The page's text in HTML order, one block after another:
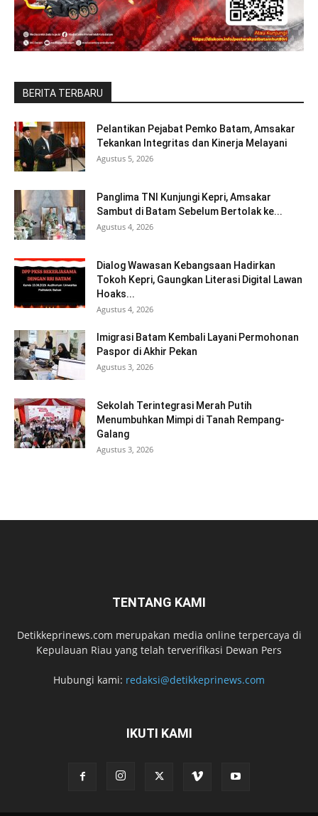
BERITA TERBARU
Pelantikan Pejabat Pemko Batam, Amsakar
Tekankan Integritas dan Kinerja Melayani
Agustus 5, 2026
Panglima TNI Kunjungi Kepri, Amsakar
Sambut di Batam Sebelum Bertolak ke...
Agustus 4, 2026
Dialog Wawasan Kebangsaan Hadirkan
Tokoh Kepri, Gaungkan Literasi Digital Lawan
Hoaks...
Agustus 4, 2026
Imigrasi Batam Kembali Layani Permohonan
Paspor di Akhir Pekan
Agustus 3, 2026
Sekolah Terintegrasi Merah Putih
Menumbuhkan Mimpi di Tanah Rempang-
Galang
Agustus 3, 2026
TENTANG KAMI
Detikkeprinews.com merupakan media online terpercaya di
Kepulauan Riau yang telah terverifikasi Dewan Pers
Hubungi kami: redaksi@detikkeprinews.com
IKUTI KAMI